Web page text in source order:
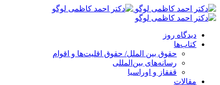
پرش
به
دیدگاه روز
کتاب‌ها
حقوق بین الملل/ حقوق اقلیت‌ها و اقوام
رسانه‌های بین‌المللی
قفقاز و اوراسیا
مقالات